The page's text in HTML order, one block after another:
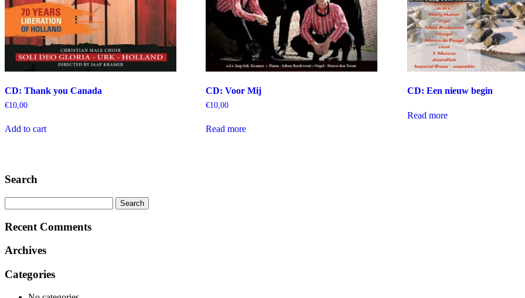
CD: Thank you Canada
€10,00
Add to cart
CD: Voor Mij
€10,00
Read more
CD: Een nieuw begin
Read more
Search
for:
Recent Comments
Archives
Categories